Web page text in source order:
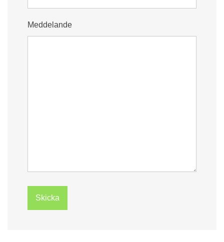
Meddelande